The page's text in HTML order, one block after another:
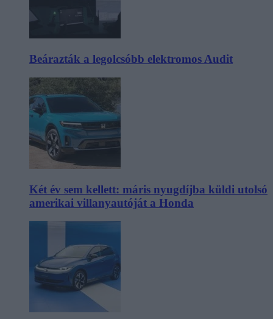
Beárazták a legolcsóbb elektromos Audit
Két év sem kellett: máris nyugdíjba küldi utolsó
amerikai villanyautóját a Honda